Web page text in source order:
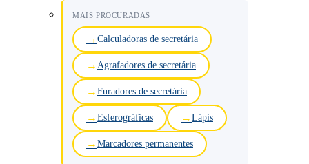
MAIS PROCURADAS
Calculadoras de secretária
Agrafadores de secretária
Furadores de secretária
Esferográficas Lápis
Marcadores permanentes